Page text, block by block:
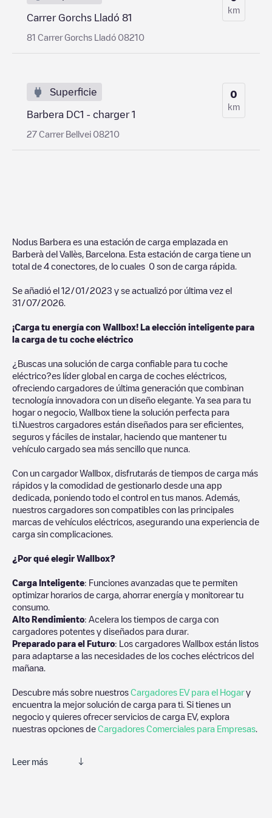
Carrer Gorchs Lladó 81
81 Carrer Gorchs Lladó 08210
km
Superficie
Barbera DC1 - charger 1
27 Carrer Bellvei 08210
0
km
Nodus Barbera es una estación de carga emplazada en
Barberà del Vallès Barcelona . Esta estación de carga tiene un
total de 4 conectores, de lo cuales 0 son de carga rápida.
Se añadió el 12/01/2023 y se actualizó por última vez el
31/07/2026
¡Carga tu energía con Wallbox! La elección inteligente para
la carga de tu coche eléctrico
¿Buscas una solución de carga confiable para tu coche
eléctrico?es líder global en carga de coches eléctricos,
ofreciendo cargadores de última generación que combinan
tecnología innovadora con un diseño elegante. Ya sea para tu
hogar o negocio, Wallbox tiene la solución perfecta para
ti.Nuestros cargadores están diseñados para ser eficientes,
seguros y fáciles de instalar, haciendo que mantener tu
vehículo cargado sea más sencillo que nunca.
Con un cargador Wallbox, disfrutarás de tiempos de carga más
rápidos y la comodidad de gestionarlo desde una app
dedicada, poniendo todo el control en tus manos. Además,
nuestros cargadores son compatibles con las principales
marcas de vehículos eléctricos, asegurando una experiencia de
carga sin complicaciones.
¿Por qué elegir Wallbox?
Carga Inteligente: Funciones avanzadas que te permiten
optimizar horarios de carga, ahorrar energía y monitorear tu
consumo.
Alto Rendimiento: Acelera los tiempos de carga con
cargadores potentes y diseñados para durar.
Preparado para el Futuro: Los cargadores Wallbox están listos
para adaptarse a las necesidades de los coches eléctricos del
mañana.
Descubre más sobre nuestros Cargadores EV para el Hogary
encuentra la mejor solución de carga para ti. Si tienes un
negocio y quieres ofrecer servicios de carga EV, explora
nuestras opciones de Cargadores Comerciales para Empresas
Leer más